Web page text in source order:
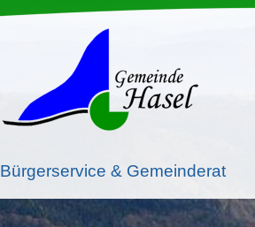
Bürgerservice & Gemeinderat